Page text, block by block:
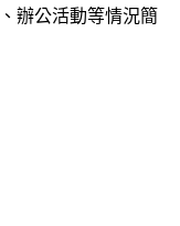
辦公活動等情況簡